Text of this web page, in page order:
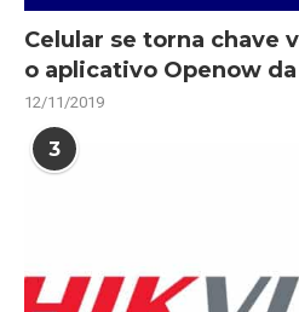
Celular se torna chave
o aplicativo Openow da
12/11/2019
3